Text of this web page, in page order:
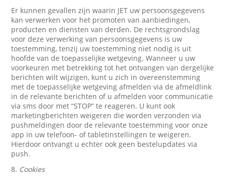
Er kunnen gevallen zijn waarin JET uw persoonsgegevens
kan verwerken voor het promoten van aanbiedingen,
producten en diensten van derden. De rechtsgrondslag
voor deze verwerking van persoonsgegevens is uw
toestemming, tenzij uw toestemming niet nodig is uit
hoofde van de toepasselijke wetgeving. Wanneer u uw
voorkeuren met betrekking tot het ontvangen van dergelijke
berichten wilt wijzigen, kunt u zich in overeenstemming
met de toepasselijke wetgeving afmelden via de afmeldlink
in de relevante berichten of u afmelden voor communicatie
via sms door met “STOP” te reageren. U kunt ook
marketingberichten weigeren die worden verzonden via
pushmeldingen door de relevante toestemming voor onze
app in uw telefoon- of tabletinstellingen te weigeren.
Hierdoor ontvangt u echter ook geen bestelupdates via
push.
8. Cookies